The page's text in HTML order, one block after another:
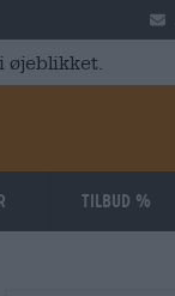
øjeblikket.
Tilbud %